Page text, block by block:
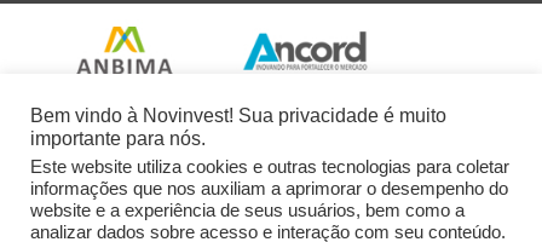
Bem vindo à Novinvest! Sua privacidade é muito
importante para nós.
Este website utiliza cookies e outras tecnologias para coletar
informações que nos auxiliam a aprimorar o desempenho do
website e a experiência de seus usuários, bem como a
analizar dados sobre acesso e interação com seu conteúdo.